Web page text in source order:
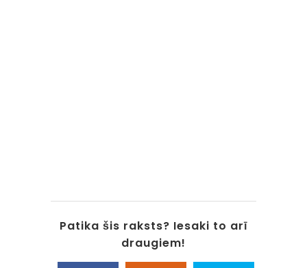
Patika šis raksts? Iesaki to arī
draugiem!